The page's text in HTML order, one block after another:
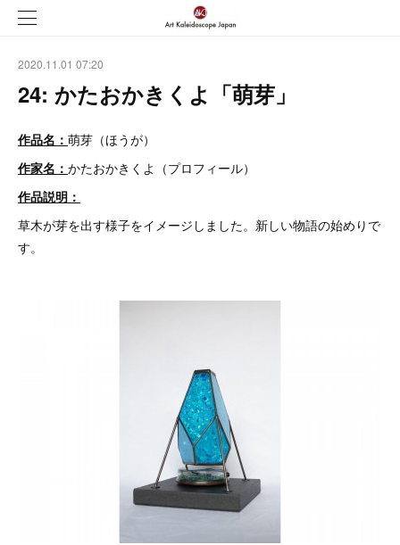
2020.11.01 07:20
24: かたおかきくよ「萌芽」
作品名： 萌芽（ほうが）
作家名： かたおかきくよ（プロフィール）
作品説明：
草木が芽を出す様子をイメージしました。新しい物語の始めりで
す。